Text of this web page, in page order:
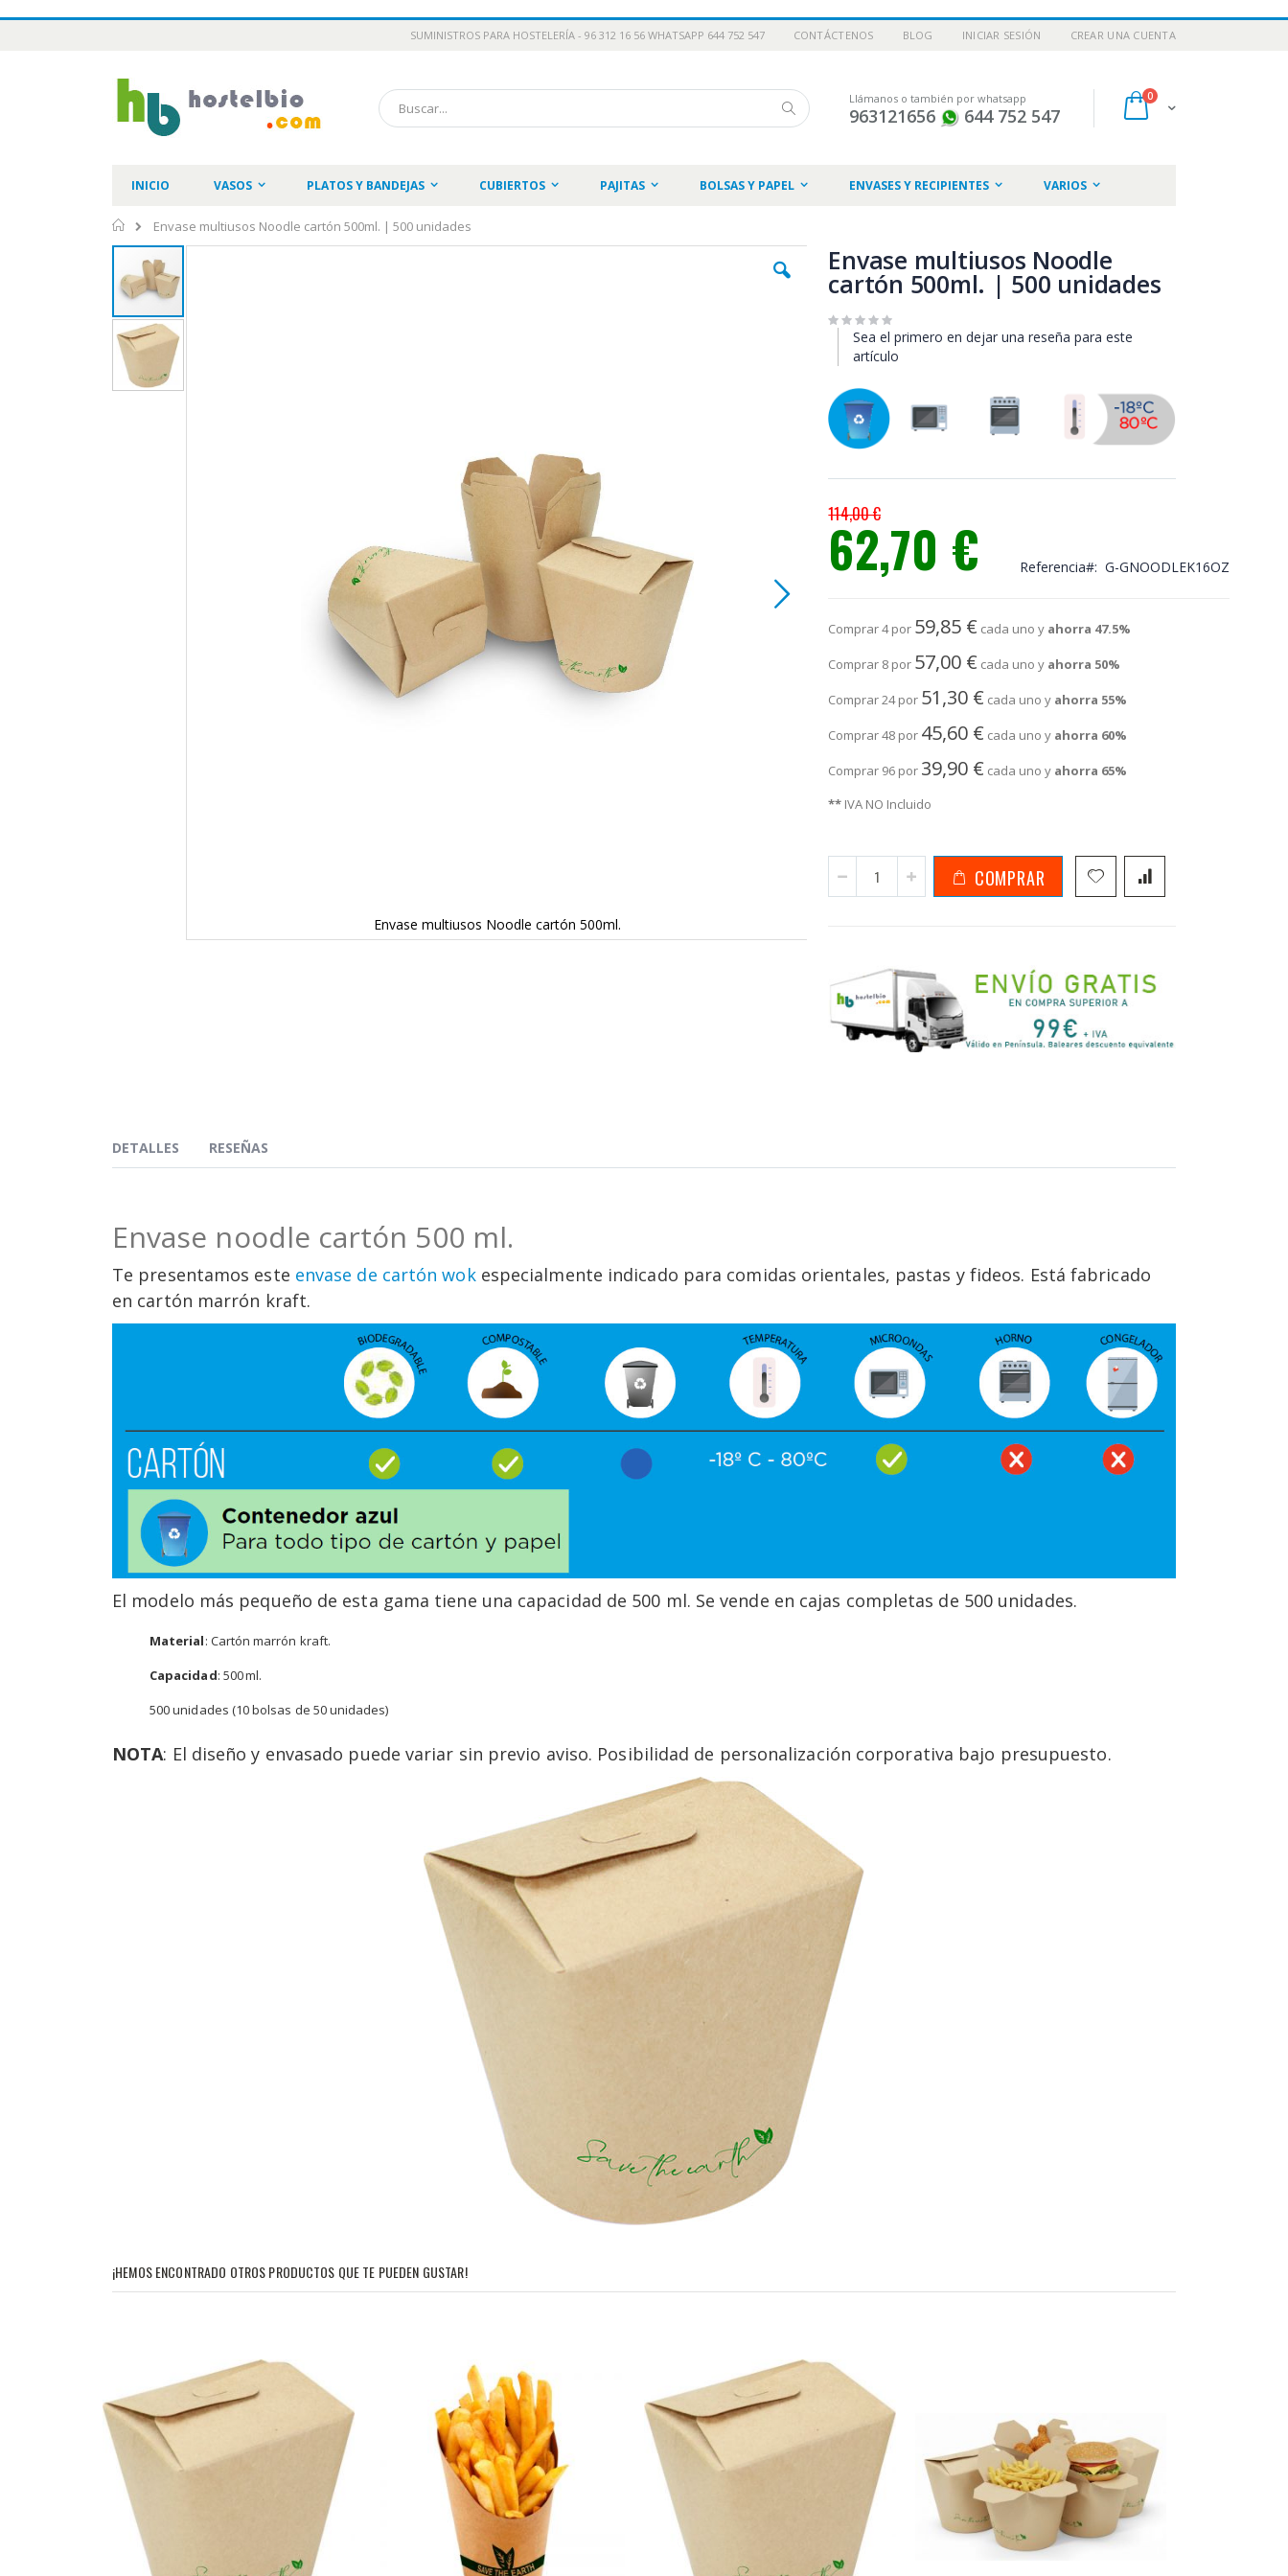
SUMINISTROS PARA HOSTELERÍA - 96 312 16 56 WHATSAPP 644 752 547 CONTÁCTENOS BLOG INICIAR SESIÓN CREAR UNA CUENTA
Cart
0artículos
Buscar
Llámanos o también por whatsapp
963121656 644 752 547
INICIO VASOS PLATOS Y BANDEJAS CUBIERTOS PAJITAS BOLSAS Y PAPEL ENVASES Y RECIPIENTES VARIOS
Inicio
Envase multiusos Noodle cartón 500ml. | 500 unidades
Saltar
final
la
galería
de
imágenes
Envase multiusos Noodle cartón 500ml.
Envase multiusos Noodle
cartón 500ml. | 500 unidades
Sea el primero en dejar una reseña para este
artículo
114,00 €
Precio
especial
62,70 € Referencia G-GNOODLEK16OZ
Comprar 4 por 59,85 € cada uno y ahorra 47.5%
Comprar 8 por 57,00 € cada uno y ahorra 50%
Comprar 24 por 51,30 € cada uno y ahorra 55%
Comprar 48 por 45,60 € cada uno y ahorra 60%
Comprar 96 por 39,90 € cada uno y ahorra 65%
** IVA NO Incluido
COMPRAR
DETALLES
Envase noodle cartón 500 ml.
Te presentamos este envase de cartón wokespecialmente indicado para comidas orientales, pastas y fideos. Está fabricado
en cartón marrón kraft.
El modelo más pequeño de esta gama tiene una capacidad de 500 ml. Se vende en cajas completas de 500 unidades.
Material: Cartón marrón kraft.
Capacidad: 500 ml.
500 unidades (10 bolsas de 50 unidades)
NOTA: El diseño y envasado puede variar sin previo aviso. Posibilidad de personalización corporativa bajo presupuesto.
RESEÑAS
¡HEMOS ENCONTRADO OTROS PRODUCTOS QUE TE PUEDEN GUSTAR!